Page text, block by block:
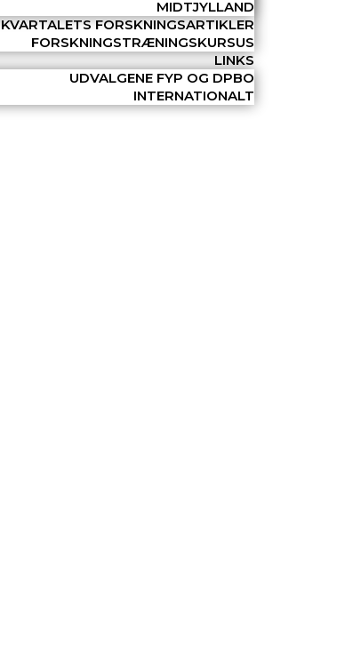
MIDTJYLLAND
KVARTALETS FORSKNINGSARTIKLER
FORSKNINGSTRÆNINGSKURSUS
LINKS
UDVALGENE FYP OG DPBO
INTERNATIONALT